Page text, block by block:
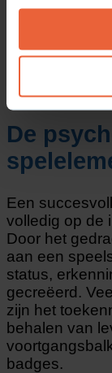
methode
en specifiek
De
Een
volledig op de
Door het
aan een
status,
gecreëerd.
zijn het
behalen van
badges.